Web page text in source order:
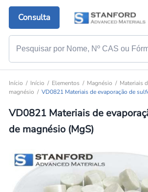
Consulta
Início Início Elementos Magnésio
Materiais
magnésio
VD0821 Materiais de evaporação de
VD0821 Materiais de
de magnésio (MgS)